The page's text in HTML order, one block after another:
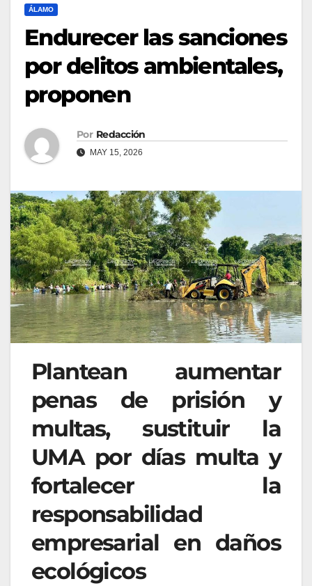
ÁLAMO
Endurecer las sanciones
por delitos ambientales,
proponen
Por Redacción
MAY 15, 2026
Plantean aumentar
penas de prisión y
multas, sustituir la
UMA por días multa y
fortalecer la
responsabilidad
empresarial en daños
ecológicos